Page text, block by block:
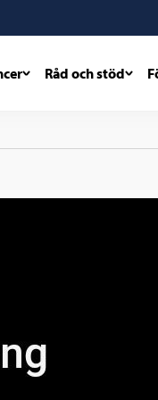
Råd och stöd